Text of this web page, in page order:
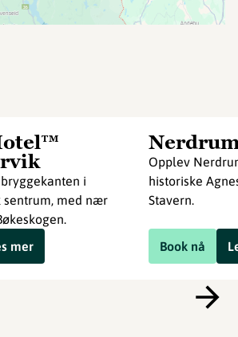
i
sentrum, med nær
mer
Opplev
historiske
Stavern.
Book nå